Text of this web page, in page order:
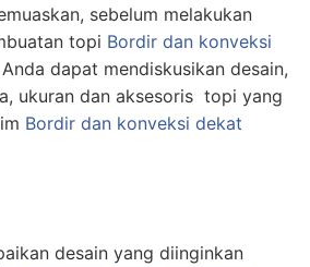
sebelum melakukan
topi Bordir dan konveksi
Anda dapat mendiskusikan desain,
ukuran dan aksesoris topi yang
Bordir dan konveksi dekat
desain yang diinginkan